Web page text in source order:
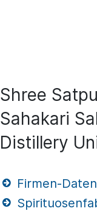
Shree
Sahakari
Distillery
Firmen-